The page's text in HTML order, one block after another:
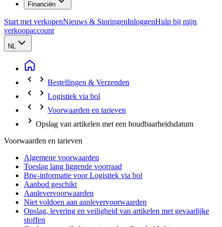
Financiën
Start met verkopenNieuws & StoringenInloggenHulp bij mijn
verkoopaccount
NL
Bestellingen & Verzenden
Logistiek via bol
Voorwaarden en tarieven
Opslag van artikelen met een houdbaarheidsdatum
Voorwaarden en tarieven
Algemene voorwaarden
Toeslag lang liggende voorraad
Btw-informatie voor Logistiek via bol
Aanbod geschikt
Aanlevervoorwaarden
Niet voldoen aan aanlevervoorwaarden
Opslag, levering en veiligheid van artikelen met gevaarlijke
stoffen